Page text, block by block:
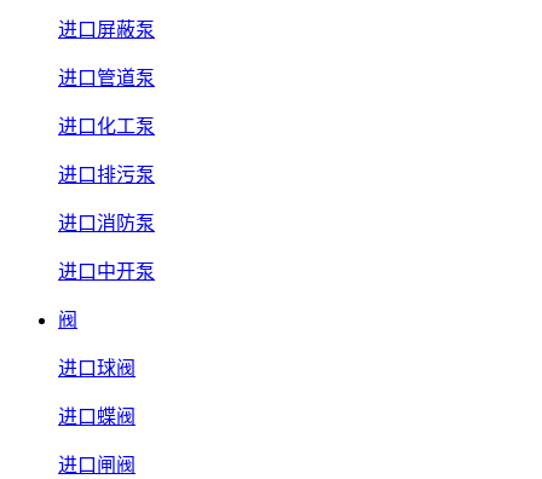
进口屏蔽泵
进口管道泵
进口化工泵
进口排污泵
进口消防泵
进口中开泵
阀
进口球阀
进口蝶阀
进口闸阀